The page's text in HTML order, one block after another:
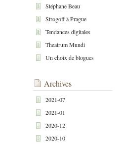
Stéphane Beau
Strogoff à Prague
Tendances digitales
Theatrum Mundi
Un choix de blogues
Archives
2021-07
2021-01
2020-12
2020-10